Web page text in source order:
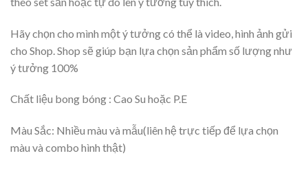
Hãy chọn cho mình một ý tưởng có thể là video, hình ảnh gửi
cho Shop. Shop sẽ giúp bạn lựa chọn sản phẩm số lượng như
ý tưởng 100%
Chất liệu bong bóng : Cao Su hoặc P.E
Màu Sắc: Nhiều màu và mẫu(liên hệ trực tiếp để lựa chọn
màu và combo hình thật)